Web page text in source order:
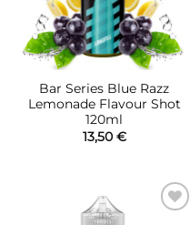
Bar Series Blue Razz
Lemonade Flavour Shot
120ml
13,50 €